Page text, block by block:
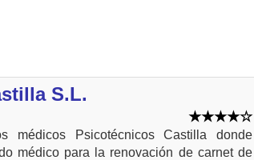
S.L.
médicos Psicotécnicos Castilla donde
médico para la renovación de carnet de